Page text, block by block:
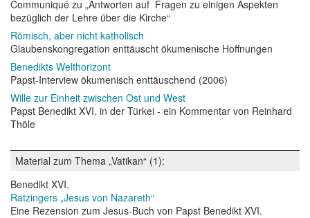
Communiqué zu „Antworten auf Fragen zu einigen Aspekten
bezüglich der Lehre über die Kirche“
Römisch, aber nicht katholisch
Glaubenskongregation enttäuscht ökumenische Hoffnungen
Benedikts Welthorizont
Papst-Interview ökumenisch enttäuschend (2006)
Wille zur Einheit zwischen Ost und West
Papst Benedikt XVI. in der Türkei - ein Kommentar von Reinhard
Thöle
Material zum Thema „Vatikan“ (1):
Benedikt XVI.
Ratzingers „Jesus von Nazareth“
Eine Rezension zum Jesus-Buch von Papst Benedikt XVI.